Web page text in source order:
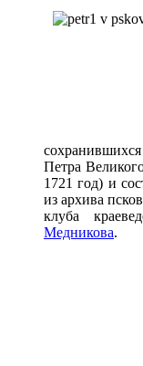
Петра
1721 год) и
из архива
клуба
Медникова.